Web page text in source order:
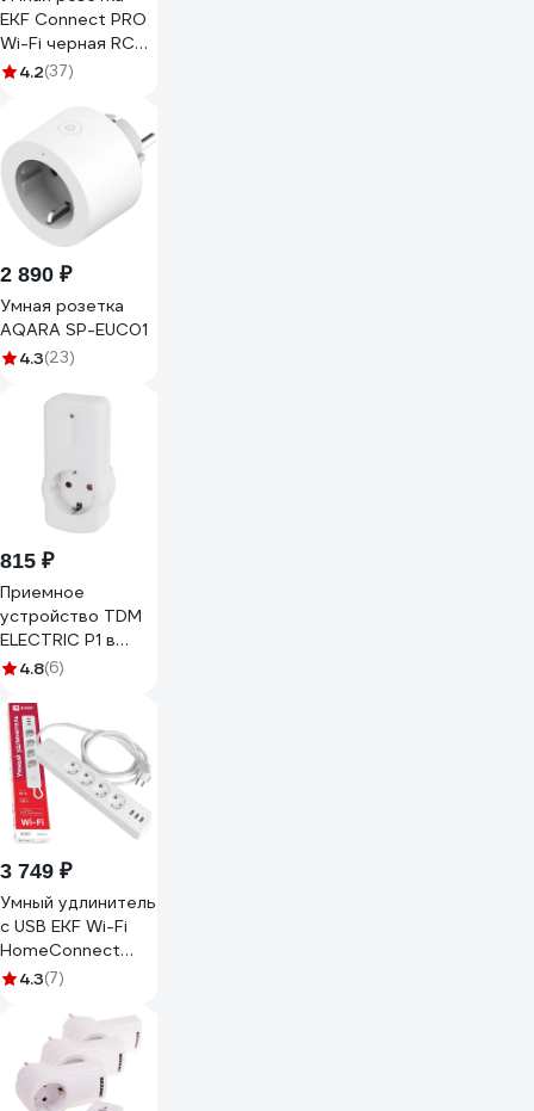
EKF Сonnect PRO
Wi-Fi черная RCS-
2-WF
4.2(37)
2 890 ₽
Умная розетка
AQARA SP-EUC01
4.3(23)
815 ₽
Приемное
устройство TDM
ELECTRIC Р1 в
розетку для
управления
нагрузкой
"Уютный дом"
SQ1508-0211
4.8(6)
3 749 ₽
Умный удлинитель
c USB EKF Wi-Fi
HomeConnect
RCE-1-WF
4.3(7)